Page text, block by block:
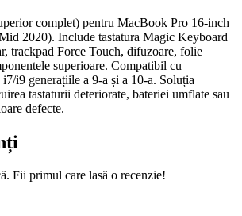
complet) pentru MacBook Pro 16-inch
2020). Include tastatura Magic Keyboard
trackpad Force Touch, difuzoare, folie
superioare. Compatibil cu
i9 generațiile a 9-a și a 10-a. Soluția
tastaturii deteriorate, bateriei umflate sau
defecte.
Fii primul care lasă o recenzie!